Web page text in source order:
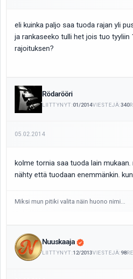
eli kuinka paljo saa tuoda rajan yli
ja rankaseeko tulli het jois tuo tyyliin
rajoituksen?
Rödarööri
LIITTYNYT:01/2014VIESTEJÄ:340
05.02.2014
kolme tornia saa tuoda lain
nähty että tuodaan enemmänkin.
Miksi mun pitiki valita näin huono nimi...
Nuuskaaja
LIITTYNYT:12/2013VIESTEJÄ:98